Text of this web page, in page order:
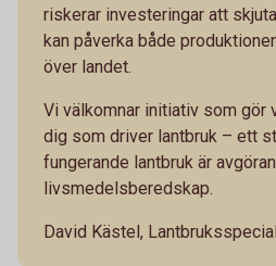
riskerar investeringar att
kan påverka både
över landet.
Vi välkomnar initiativ som gör
dig som driver lantbruk – ett
fungerande lantbruk är
livsmedelsberedskap.
David Kästel,